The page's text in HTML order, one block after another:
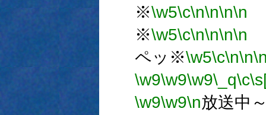
※\w5\c\n\n\n\n
※\w5\c\n\n\n\n
ペッ※\w5\c\n\n
\w9\w9\w9\_q\c
\w9\w9\n放送中